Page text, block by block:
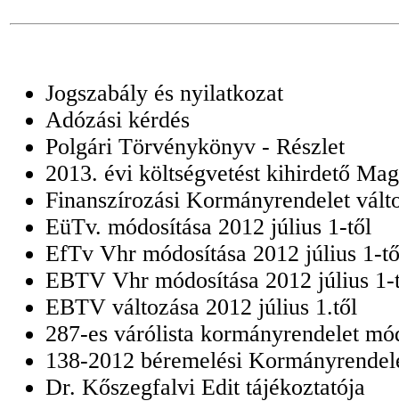
Jogszabály és nyilatkozat
Adózási kérdés
Polgári Törvénykönyv - Részlet
2013. évi költségvetést kihirdető
Finanszírozási Kormányrendelet
EüTv. módosítása 2012 július 1-től
EfTv Vhr módosítása 2012 július
EBTV Vhr módosítása 2012 július
EBTV változása 2012 július 1.től
287-es várólista kormányrendelet
138-2012 béremelési
Dr. Kőszegfalvi Edit tájékoztatója